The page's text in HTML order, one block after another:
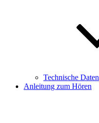
Technische Daten
Anleitung zum Hören